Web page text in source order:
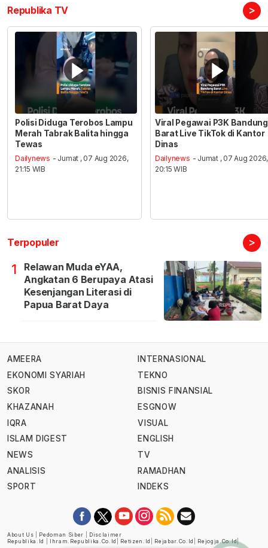
Republika TV >
Polisi Diduga Terobos Lampu
Merah Tabrak Balita hingga
Tewas
Dailynews - Jumat , 07 Aug 2026,
21:15 WIB
Viral Pegawai P3K Bandung
Barat Live TikTok di Kantor
Dinas
Dailynews - Jumat , 07 Aug 2026,
20:15 WIB
Terpopuler >
1
Relawan Muda eYAA,
Angkatan 6 Berupaya Atasi
Kesenjangan Literasi di
Papua Barat Daya
AMEERA
EKONOMI SYARIAH
SKOR
KHAZANAH
IQRA
ISLAM DIGEST
NEWS
ANALISIS
SPORT
INTERNASIONAL
TEKNO
BISNIS FINANSIAL
ESGNOW
VISUAL
ENGLISH
TV
RAMADHAN
INDEKS
About Us Pedoman Siber
Disclaimer
Republika.id
Ihram.republika.co.id Retizen.id Rejabar.co.id Rejogja.co.id|